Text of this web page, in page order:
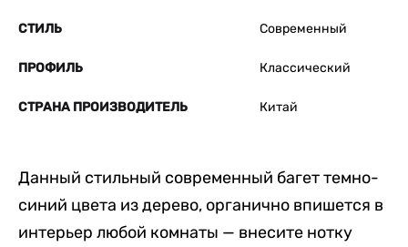
СТИЛЬ Современный
ПРОФИЛЬ Классический
СТРАНА ПРОИЗВОДИТЕЛЬ Китай
Данный стильный современный багет темно-
синий цвета из дерево, органично впишется в
интерьер любой комнаты — внесите нотку